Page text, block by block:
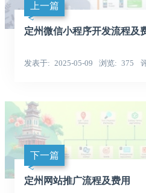
上一篇
定州微信小程序开发流程及
发表于 2025-05-09 浏览 375
下一篇
定州网站推广流程及费用